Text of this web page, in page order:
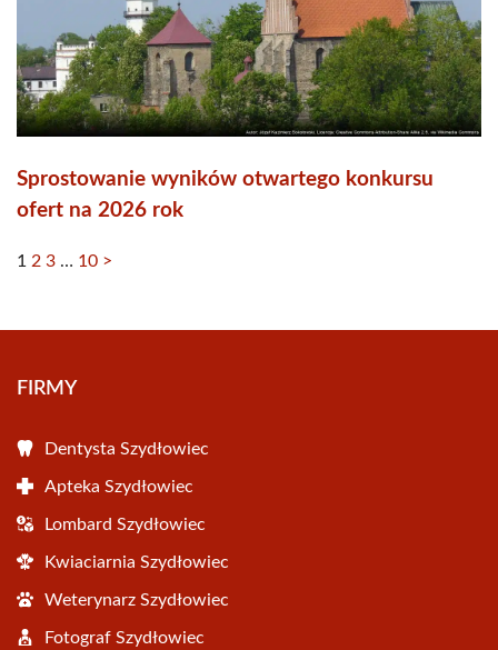
Sprostowanie wyników otwartego konkursu
ofert na 2026 rok
1 2 3 … 10 >
FIRMY
Dentysta Szydłowiec
Apteka Szydłowiec
Lombard Szydłowiec
Kwiaciarnia Szydłowiec
Weterynarz Szydłowiec
Fotograf Szydłowiec